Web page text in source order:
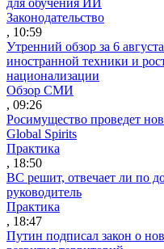
Законодательство
, 10:59
Утренний обзор за 6
иностранной техники и
национализации
Обзор СМИ
, 09:26
Росимущество проведет
Global Spirits
Практика
, 18:50
ВС решит, отвечает ли по
руководитель
Практика
, 18:47
Путин подписал закон о